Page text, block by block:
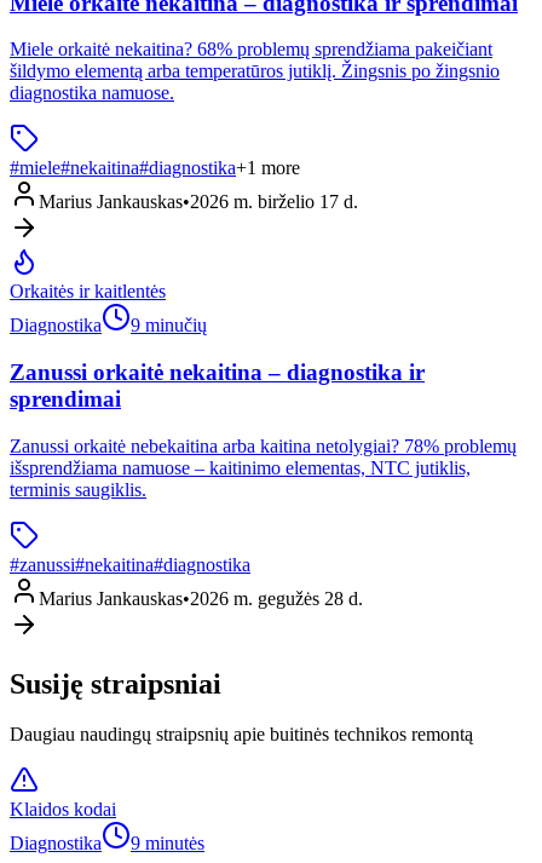
Miele orkaitė nekaitina? 68% problemų sprendžiama pakeičiant
šildymo elementą arba temperatūros jutiklį. Žingsnis po žingsnio
diagnostika namuose.
#miele#nekaitina#diagnostika+1 more
Marius Jankauskas•2026 m. birželio 17 d.
Orkaitės ir kaitlentės
Diagnostika
9 minučių
Zanussi orkaitė nekaitina – diagnostika ir
sprendimai
Zanussi orkaitė nebekaitina arba kaitina netolygiai? 78% problemų
išsprendžiama namuose – kaitinimo elementas, NTC jutiklis,
terminis saugiklis.
#zanussi#nekaitina#diagnostika
Marius Jankauskas•2026 m. gegužės 28 d.
Susiję straipsniai
Daugiau naudingų straipsnių apie buitinės technikos remontą
Klaidos kodai
Diagnostika
9 minutės